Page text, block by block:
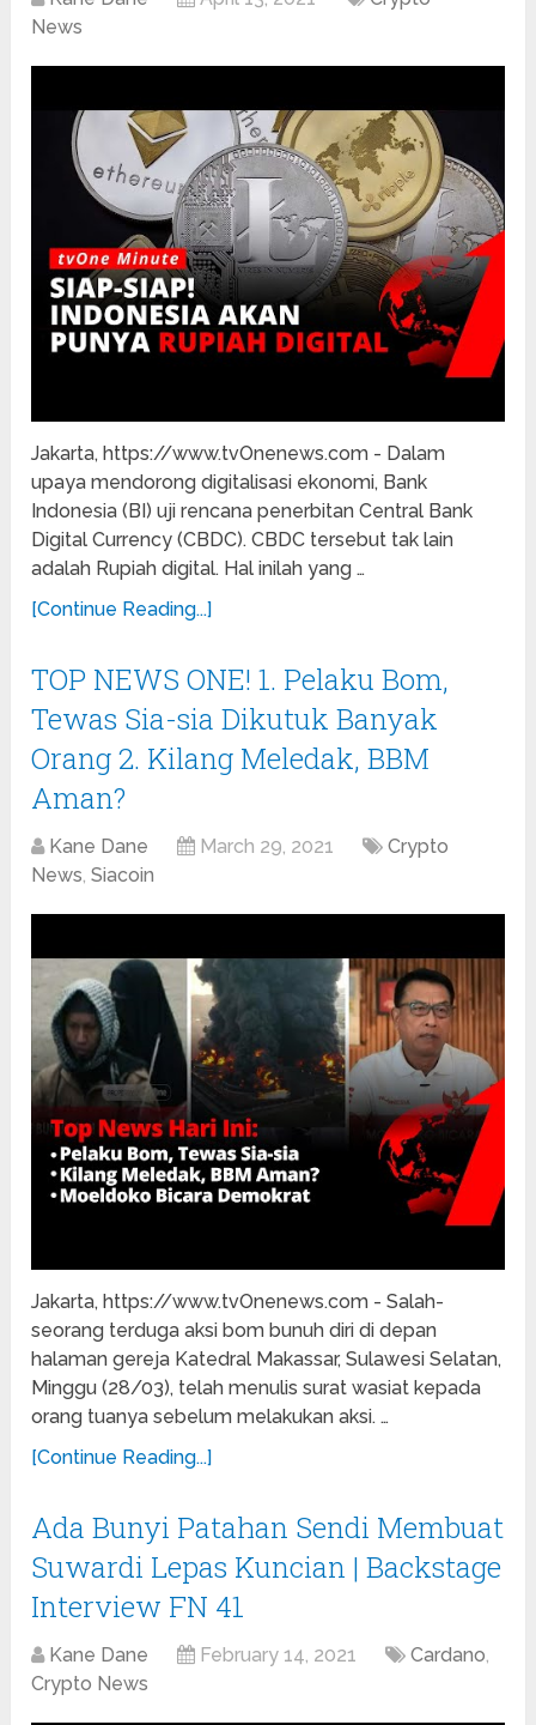
News
Jakarta, https://www.tvOnenews.com - Dalam
upaya mendorong digitalisasi ekonomi, Bank
Indonesia (BI) uji rencana penerbitan Central Bank
Digital Currency (CBDC). CBDC tersebut tak lain
adalah Rupiah digital. Hal inilah yang …
[Continue Reading...]
TOP NEWS ONE! 1. Pelaku Bom,
Tewas Sia-sia Dikutuk Banyak
Orang 2. Kilang Meledak, BBM
Aman?
Kane Dane March 29, 2021
Crypto
News,Siacoin
Jakarta, https://www.tvOnenews.com - Salah-
seorang terduga aksi bom bunuh diri di depan
halaman gereja Katedral Makassar, Sulawesi Selatan,
Minggu (28/03), telah menulis surat wasiat kepada
orang tuanya sebelum melakukan aksi. …
[Continue Reading...]
Ada Bunyi Patahan Sendi Membuat
Suwardi Lepas Kuncian | Backstage
Interview FN 41
Kane Dane February 14, 2021 Cardano,
Crypto News